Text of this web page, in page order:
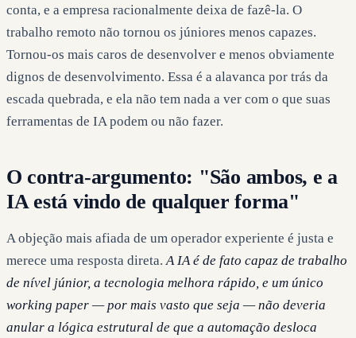
conta, e a empresa racionalmente deixa de fazê-la. O
trabalho remoto não tornou os júniores menos capazes.
Tornou-os mais caros de desenvolver e menos obviamente
dignos de desenvolvimento. Essa é a alavanca por trás da
escada quebrada, e ela não tem nada a ver com o que suas
ferramentas de IA podem ou não fazer.
O contra-argumento: "São ambos, e a
IA está vindo de qualquer forma"
A objeção mais afiada de um operador experiente é justa e
merece uma resposta direta.A IA é de fato capaz de trabalho
de nível júnior, a tecnologia melhora rápido, e um único
working paper — por mais vasto que seja — não deveria
anular a lógica estrutural de que a automação desloca